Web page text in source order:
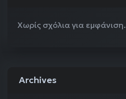
Χωρίς σχόλια για εμφάνιση.
Archives